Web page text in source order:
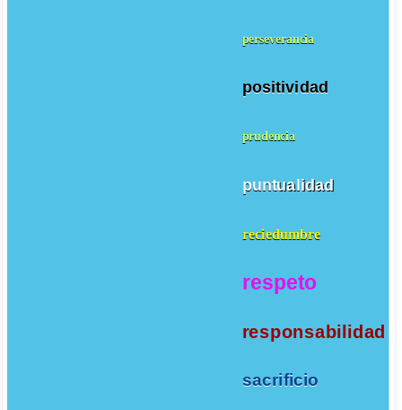
perseverancia
positividad
prudencia
puntualidad
reciedumbre
respeto
responsabilidad
sacrificio